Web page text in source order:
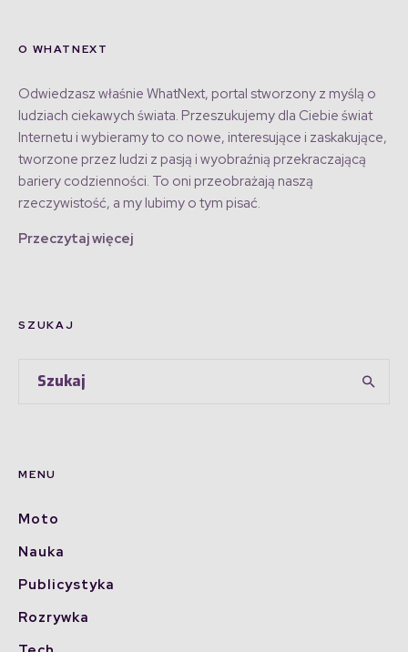
O WHATNEXT
Odwiedzasz właśnie WhatNext, portal stworzony z myślą o
ludziach ciekawych świata. Przeszukujemy dla Ciebie świat
Internetu i wybieramy to co nowe, interesujące i zaskakujące,
tworzone przez ludzi z pasją i wyobraźnią przekraczającą
bariery codzienności. To oni przeobrażają naszą
rzeczywistość, a my lubimy o tym pisać.
Przeczytaj więcej
SZUKAJ
MENU
Moto
Nauka
Publicystyka
Rozrywka